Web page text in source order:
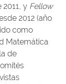
y Fellow
2012 (año
como
Matemática
de